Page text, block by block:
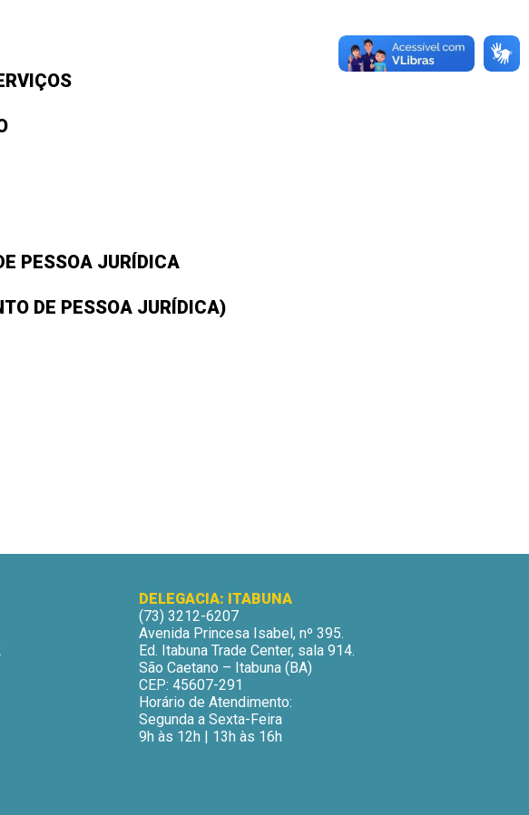
PESSOA JURÍDICA
DE PESSOA JURÍDICA)
DELEGACIA: ITABUNA
(73) 3212-6207
Avenida Princesa Isabel, nº 395.
Ed. Itabuna Trade Center, sala 914.
São Caetano – Itabuna (BA)
CEP: 45607-291
Horário de Atendimento:
Segunda a Sexta-Feira
9h às 12h | 13h às 16h